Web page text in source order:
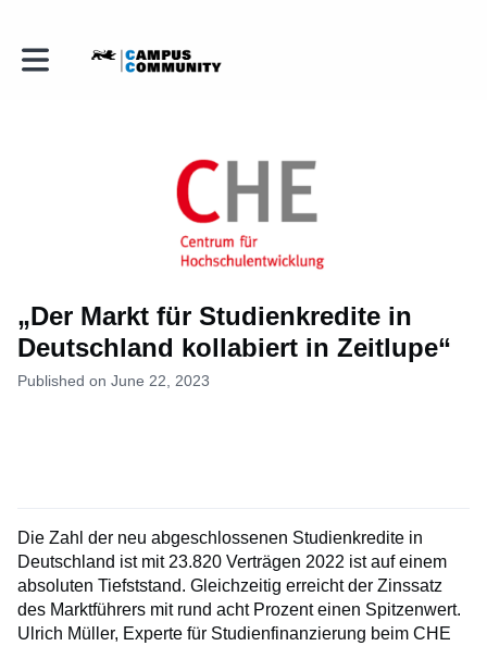
Toggle main navigation
„Der Markt für Studienkredite in
Deutschland kollabiert in Zeitlupe“
Published on June 22, 2023
Die Zahl der neu abgeschlossenen Studienkredite in
Deutschland ist mit 23.820 Verträgen 2022 ist auf einem
absoluten Tiefststand. Gleichzeitig erreicht der Zinssatz
des Marktführers mit rund acht Prozent einen Spitzenwert.
Ulrich Müller, Experte für Studienfinanzierung beim CHE